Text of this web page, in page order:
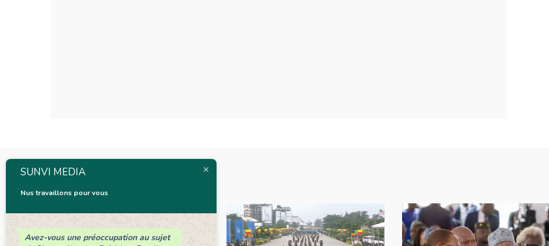
SUNVI MEDIA
Nus travaillons pour vous
Avez-vous une préoccupation au sujet